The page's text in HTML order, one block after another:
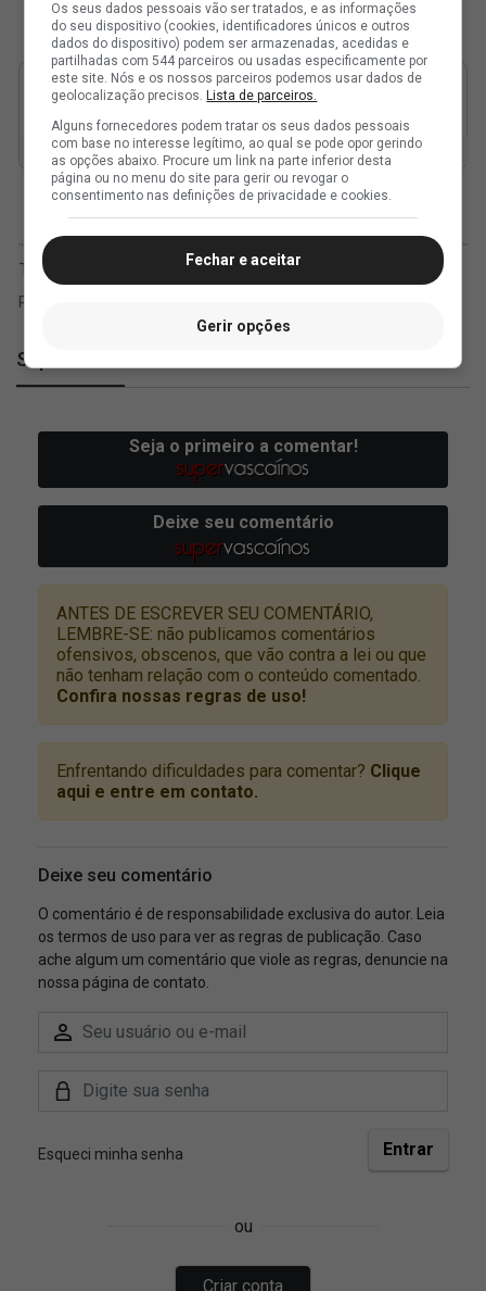
SuperVasco
Os seus dados pessoais vão ser tratados, e as informações
do seu dispositivo (cookies, identificadores únicos e outros
dados do dispositivo) podem ser armazenadas, acedidas e
partilhadas com 544 parceiros ou usadas especificamente por
este site. Nós e os nossos parceiros podemos usar dados de
geolocalização precisos. Lista de parceiros.
Alguns fornecedores podem tratar os seus dados pessoais
com base no interesse legítimo, ao qual se pode opor gerindo
as opções abaixo. Procure um link na parte inferior desta
página ou no menu do site para gerir ou revogar o
consentimento nas definições de privacidade e cookies.
Fechar e aceitar
Gerir opções